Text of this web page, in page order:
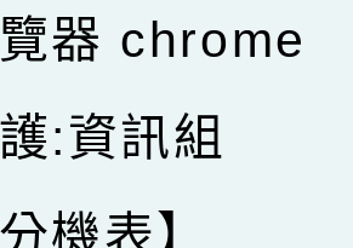
器 chrome
:資訊組
機表】